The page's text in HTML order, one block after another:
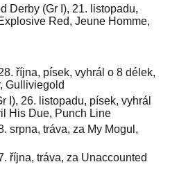
Derby (Gr I), 21. listopadu,
Red, Jeune Homme,
října, písek, vyhrál o 8 délek,
Gulliviegold
I), 26. listopadu, písek, vyhrál
His Due, Punch Line
srpna, tráva, za My Mogul,
října, tráva, za Unaccounted